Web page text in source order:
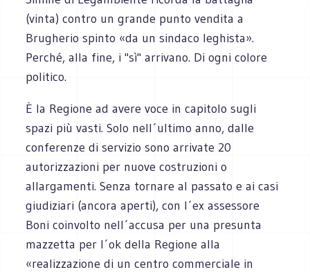
(vinta) contro un grande punto vendita a
Brugherio spinto «da un sindaco leghista».
Perché, alla fine, i "sì" arrivano. Di ogni colore
politico.
È la Regione ad avere voce in capitolo sugli
spazi più vasti. Solo nell´ultimo anno, dalle
conferenze di servizio sono arrivate 20
autorizzazioni per nuove costruzioni o
allargamenti. Senza tornare al passato e ai casi
giudiziari (ancora aperti), con l´ex assessore
Boni coinvolto nell´accusa per una presunta
mazzetta per l´ok della Regione alla
«realizzazione di un centro commerciale in